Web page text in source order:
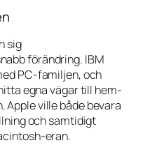
sig
förändring. IBM
PC-familjen, och
egna vägar till hem-
ville både bevara
och samtidigt
eran.